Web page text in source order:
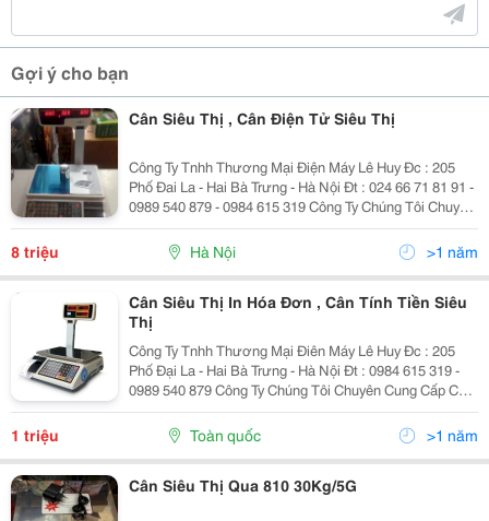
Gợi ý cho bạn
Cân Siêu Thị , Cân Điện Tử Siêu Thị
Công Ty Tnhh Thương Mại Điện Máy Lê Huy Đc : 205
Phố Đai La - Hai Bà Trưng - Hà Nội Đt : 024 66 71 81 91 -
0989 540 879 - 0984 615 319 Công Ty Chúng Tôi Chuyên
Phân Phối Các Loại Cân Điện Tử Hàng Chính Hãng Cân
Điện Tử In T
8 triệu Hà Nội >1 năm
Cân Siêu Thị In Hóa Đơn , Cân Tính Tiền Siêu
Thị
Công Ty Tnhh Thương Mại Điên Máy Lê Huy Đc : 205
Phố Đại La - Hai Bà Trưng - Hà Nội Đt : 0984 615 319 -
0989 540 879 Công Ty Chúng Tôi Chuyên Cung Cấp Các
Loại Cân Dùng Siêu Thị Cân In Tem Siêu Thị Tm-Ax Pro
30Kg Được Sả
1 triệu Toàn quốc >1 năm
Cân Siêu Thị Qua 810 30Kg/5G